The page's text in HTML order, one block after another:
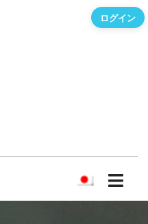
日本語
ログイン